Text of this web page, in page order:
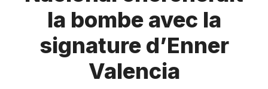
la bombe avec la
signature d’Enner
Valencia